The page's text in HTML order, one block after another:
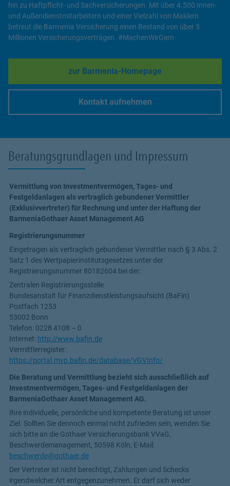
hin zu Haftpflicht- und Sachversicherungen. Mit über 4.500 Innen-
und Außendienstmitarbeitern und einer Vielzahl von Maklern
betreut die Barmenia Versicherung einen Bestand von über 3
Millionen Versicherungsverträgen. #MachenWirGern
zur Barmenia-Homepage
Link Opens in New Tab
Kontakt aufnehmen
Beratungsgrundlagen und Impressum
Vermittlung von Investmentvermögen, Tages- und
Festgeldanlagen als vertraglich gebundener Vermittler
(Exklusivvertreter) für Rechnung und unter der Haftung der
BarmeniaGothaer Asset Management AG
Registrierungsnummer
Eingetragen als vertraglich gebundener Vermittler nach § 3 Abs. 2
Satz 1 des Wertpapierinstitutsgesetzes unter der
Registrierungsnummer 80182604 bei der:
Zentralen Registrierungsstelle
Bundesanstalt für Finanzdienstleistungsaufsicht (BaFin)
Postfach 1253
53002 Bonn
Telefon: 0228 4108 – 0
Internet: http://www.bafin.de
Vermittlerregister:
https://portal.mvp.bafin.de/database/VGVInfo/
Die Beratung und Vermittlung bezieht sich ausschließlich auf
Investmentvermögen, Tages- und Festgeldanlagen der
BarmeniaGothaer Asset Management AG.
Ihre individuelle, persönliche und kompetente Beratung ist unser
Ziel. Sollten Sie dennoch einmal nicht zufrieden sein, wenden Sie
sich bitte an die Gothaer Versicherungsbank VVaG,
Beschwerdemanagement, 50598 Köln, E-Mail:
beschwerde@gothaer.de
Der Vertreter ist nicht berechtigt, Zahlungen und Schecks
irgendwelcher Art entgegenzunehmen. Er darf sich weder